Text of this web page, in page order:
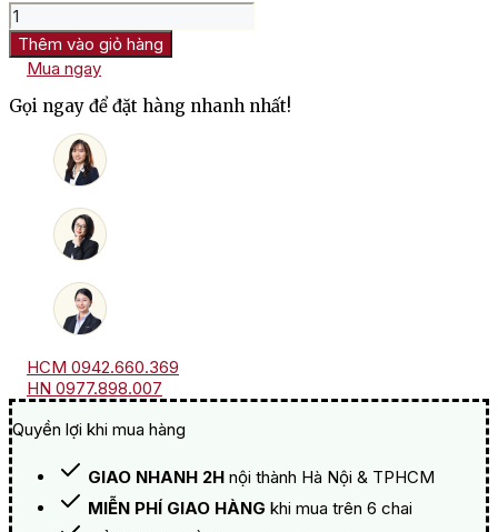
Rượu
Vang
Chile
Fundo
La
Cruz
Reserva
Chardonnay
Thêm vào giỏ hàng
Mua ngay
Gọi ngay để đặt hàng nhanh nhất!
HCM 0942.660.369
HN 0977.898.007
Quyền lợi khi mua hàng
GIAO NHANH 2H nội thành Hà Nội & TPHCM
MIỄN PHÍ GIAO HÀNG khi mua trên 6 chai